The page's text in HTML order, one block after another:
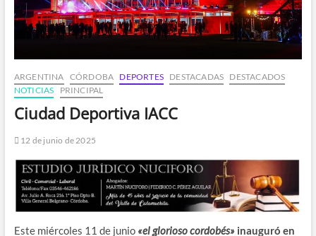
ARGENTINA CÓRDOBA DEPORTES DESTACADAS DESTACADOS
NOTICIAS
PRINCIPAL
Ciudad Deportiva IACC
12 de junio de 2025
Este miércoles 11 de junio«el glorioso cordobés» inauguró en